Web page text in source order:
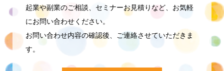
起業や副業のご相談、セミナーお見積りなど、お気軽
にお問い合わせください。
お問い合わせ内容の確認後、ご連絡させていただきま
す。